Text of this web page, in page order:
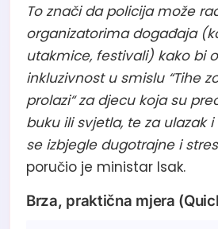
To znači da policija može
organizatorima događaja
utakmice, festivali) kako bi
inkluzivnost u smislu “Tihe
prolazi“ za djecu koja su
buku ili svjetla, te za ulazak
se izbjegle dugotrajne i
poručio je ministar Isak.
Brza, praktična mjera